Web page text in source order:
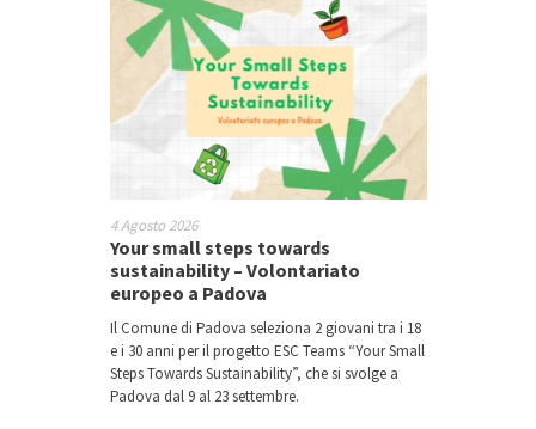
4 Agosto 2026
Your small steps towards
sustainability – Volontariato
europeo a Padova
Il Comune di Padova seleziona 2 giovani tra i 18
e i 30 anni per il progetto ESC Teams “Your Small
Steps Towards Sustainability”, che si svolge a
Padova dal 9 al 23 settembre.